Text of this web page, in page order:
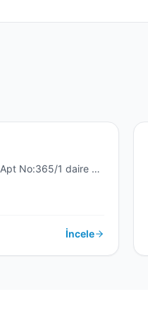
No:365/1 daire 3,
İncele